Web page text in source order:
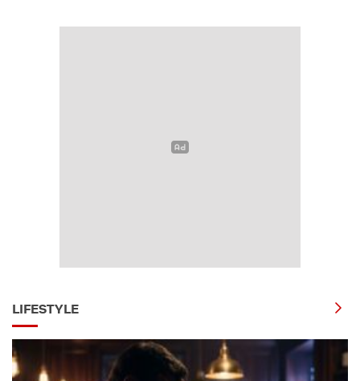
LIFESTYLE